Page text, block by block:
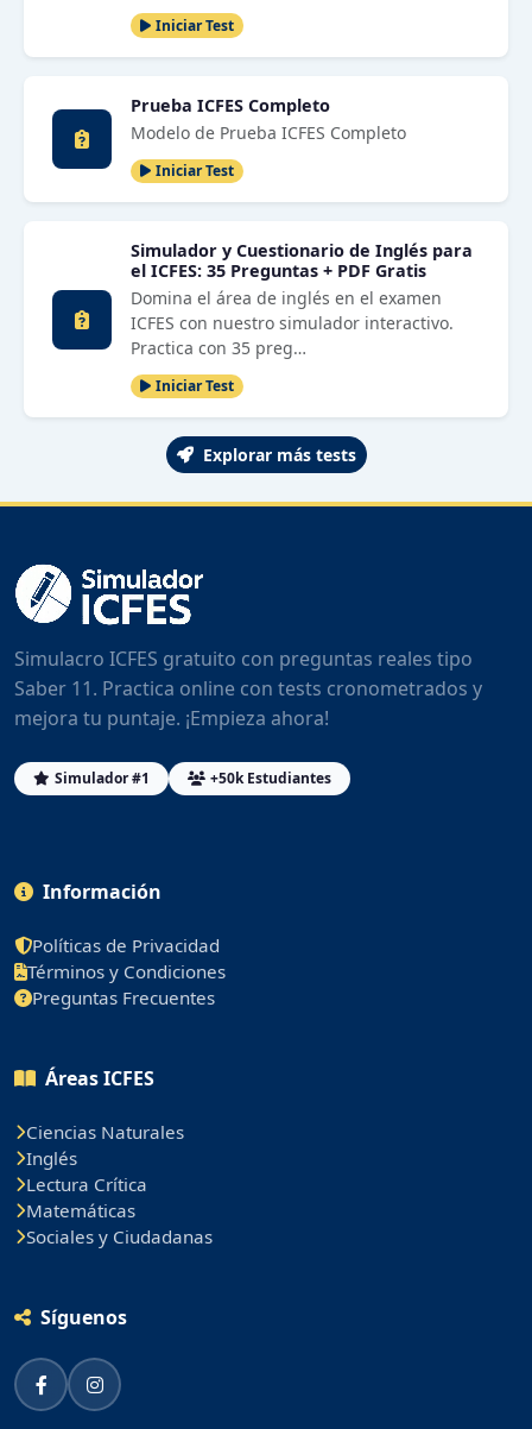
Iniciar Test
Prueba ICFES Completo
Modelo de Prueba ICFES Completo
Iniciar Test
Simulador y Cuestionario de Inglés para
el ICFES: 35 Preguntas + PDF Gratis
Domina el área de inglés en el examen
ICFES con nuestro simulador interactivo.
Practica con 35 preg…
Iniciar Test
Explorar más tests
Simulacro ICFES gratuito con preguntas reales tipo
Saber 11. Practica online con tests cronometrados y
mejora tu puntaje. ¡Empieza ahora!
Simulador #1 +50k Estudiantes
Información
Políticas de Privacidad
Términos y Condiciones
Preguntas Frecuentes
Áreas ICFES
Ciencias Naturales
Inglés
Lectura Crítica
Matemáticas
Sociales y Ciudadanas
Síguenos